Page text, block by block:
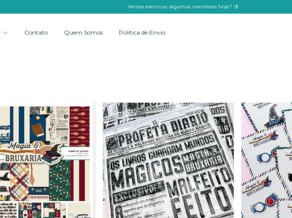
Vamos eternizar algumas memórias hoje? 🍋
Contato Quem Somos Política de Envio